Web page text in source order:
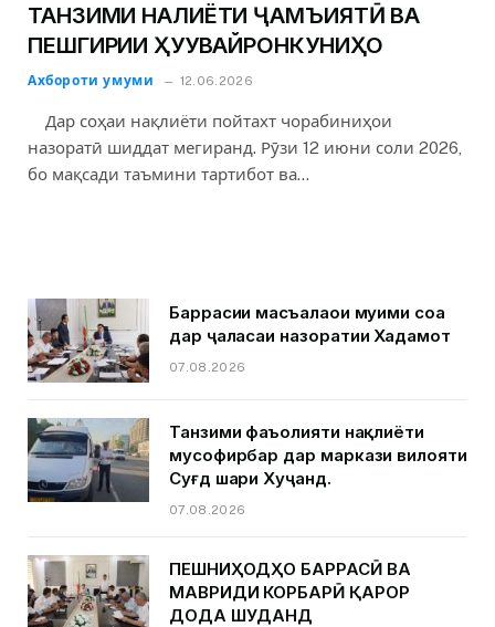
ТАНЗИМИ НАҚЛИЁТИ ҶАМЪИЯТӢ ВА
ПЕШГИРИИ ҲУҚУҚВАЙРОНКУНИҲО
Ахбороти умуми 12.06.2026
Дар соҳаи нақлиёти пойтахт чорабиниҳои
назоратӣ шиддат мегиранд. Рӯзи 12 июни соли 2026,
бо мақсади таъмини тартибот ва…
Баррасии масъалаҳои муҳими соҳа
дар ҷаласаи назоратии Хадамот
07.08.2026
Танзими фаъолияти нақлиёти
мусофирбар дар маркази вилояти
Суғд шаҳри Хуҷанд.
07.08.2026
ПЕШНИҲОДҲО БАРРАСӢ ВА
МАВРИДИ КОРБАРӢ ҚАРОР
ДОДА ШУДАНД